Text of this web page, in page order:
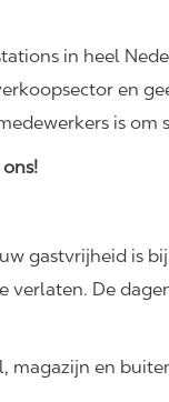
in heel
en
is om
gastvrijheid is
verlaten. De
magazijn en